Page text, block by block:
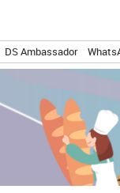
DS Ambassador